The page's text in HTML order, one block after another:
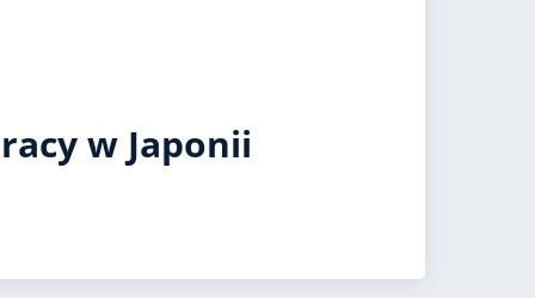
w Japonii